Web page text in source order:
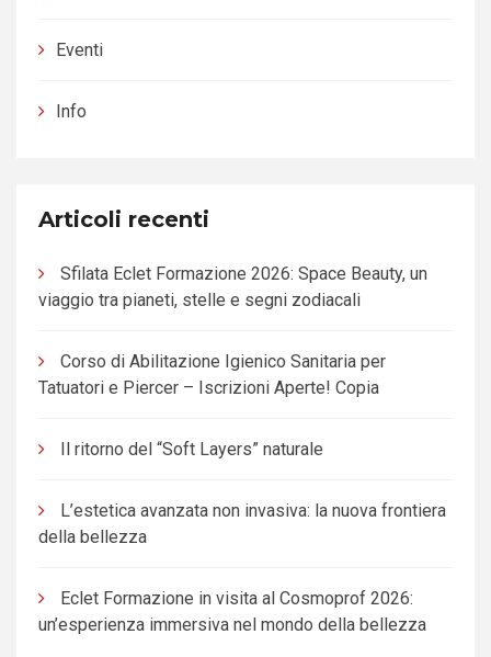
Eventi
Info
Articoli recenti
Sfilata Eclet Formazione 2026: Space Beauty, un
viaggio tra pianeti, stelle e segni zodiacali
Corso di Abilitazione Igienico Sanitaria per
Tatuatori e Piercer – Iscrizioni Aperte! Copia
Il ritorno del “Soft Layers” naturale
L’estetica avanzata non invasiva: la nuova frontiera
della bellezza
Eclet Formazione in visita al Cosmoprof 2026:
un’esperienza immersiva nel mondo della bellezza